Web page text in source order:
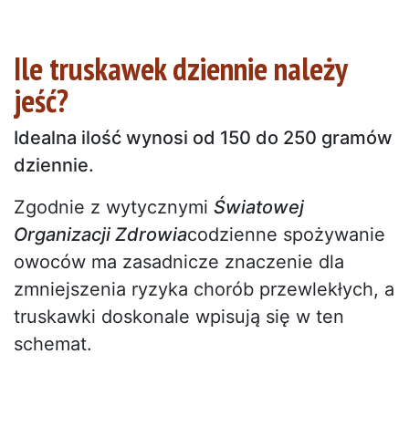
Ile truskawek dziennie należy
jeść?
Idealna ilość wynosi od 150 do 250 gramów
dziennie.
Zgodnie z wytycznymi Światowej
Organizacji Zdrowiacodzienne spożywanie
owoców ma zasadnicze znaczenie dla
zmniejszenia ryzyka chorób przewlekłych, a
truskawki doskonale wpisują się w ten
schemat.